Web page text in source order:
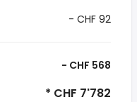
- CHF 92
- CHF 568
* CHF 7'782